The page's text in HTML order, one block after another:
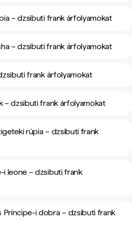
– dzsibuti frank árfolyamokat
– dzsibuti frank árfolyamokat
frank árfolyamokat
– dzsibuti frank árfolyamokat
rúpia – dzsibuti frank
i leone – dzsibuti frank
Príncipe-i dobra – dzsibuti frank